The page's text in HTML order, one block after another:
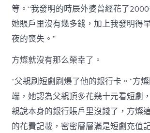
等。“我發明的時辰外婆曾經花了
她賬戶里沒有幾多錢，加上我發明得
夜的喪失。”
方燦就沒有那么榮幸了。
“父親刷短劇刷爆了他的銀行卡。”方
端，她認為父親頂多花幾十元看短劇
親說本身的銀行賬戶里沒錢了，方燦
的花費記載，密密層層滿是短劇充值